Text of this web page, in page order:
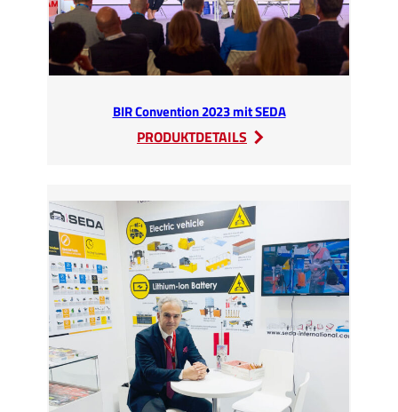
BIR Convention 2023 mit SEDA
PRODUKTDETAILS
:
SEDA